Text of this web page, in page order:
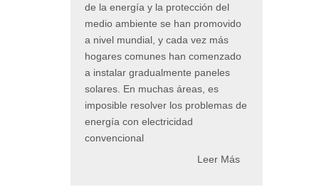
de la energía y la protección del
medio ambiente se han promovido
a nivel mundial, y cada vez más
hogares comunes han comenzado
a instalar gradualmente paneles
solares. En muchas áreas, es
imposible resolver los problemas de
energía con electricidad
convencional
Leer Más